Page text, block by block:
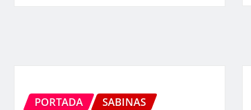
PORTADA
SABINAS